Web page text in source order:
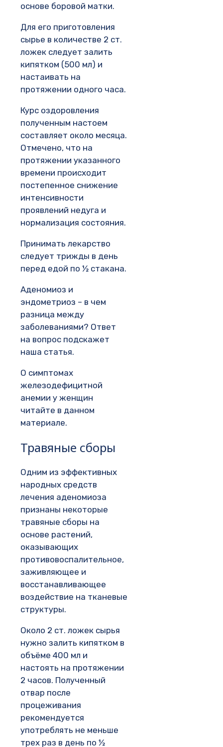
основе боровой матки.
Для его приготовления
сырье в количестве 2 ст.
ложек следует залить
кипятком (500 мл) и
настаивать на
протяжении одного часа.
Курс оздоровления
полученным настоем
составляет около месяца.
Отмечено, что на
протяжении указанного
времени происходит
постепенное снижение
интенсивности
проявлений недуга и
нормализация состояния.
Принимать лекарство
следует трижды в день
перед едой по ½ стакана.
Аденомиоз и
эндометриоз – в чем
разница между
заболеваниями? Ответ
на вопрос подскажет
наша статья.
О симптомах
железодефицитной
анемии у женщин
читайте в данном
материале.
Травяные сборы
Одним из эффективных
народных средств
лечения аденомиоза
признаны некоторые
травяные сборы на
основе растений,
оказывающих
противовоспалительное,
заживляющее и
восстанавливающее
воздействие на тканевые
структуры.
Около 2 ст. ложек сырья
нужно залить кипятком в
объёме 400 мл и
настоять на протяжении
2 часов. Полученный
отвар после
процеживания
рекомендуется
употреблять не меньше
трех раз в день по ½